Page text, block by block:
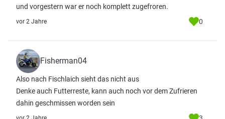
und vorgestern war er noch komplett zugefroren.
vor 2 Jahre 0
Fisherman04
Also nach Fischlaich sieht das nicht aus
Denke auch Futterreste, kann auch noch vor dem Zufrieren
dahin geschmissen worden sein